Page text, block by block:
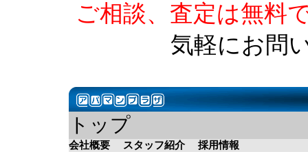
ご相談、査定は無料
気軽にお問
トップ
会社概要 スタッフ紹介 採用情報